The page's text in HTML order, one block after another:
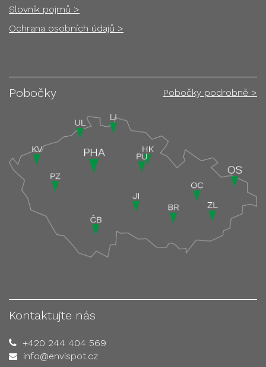
Slovník pojmů >
Ochrana osobních údajů >
Pobočky Pobočky podrobně >
Kontaktujte nás
+420 244 404 569
info@envispot.cz